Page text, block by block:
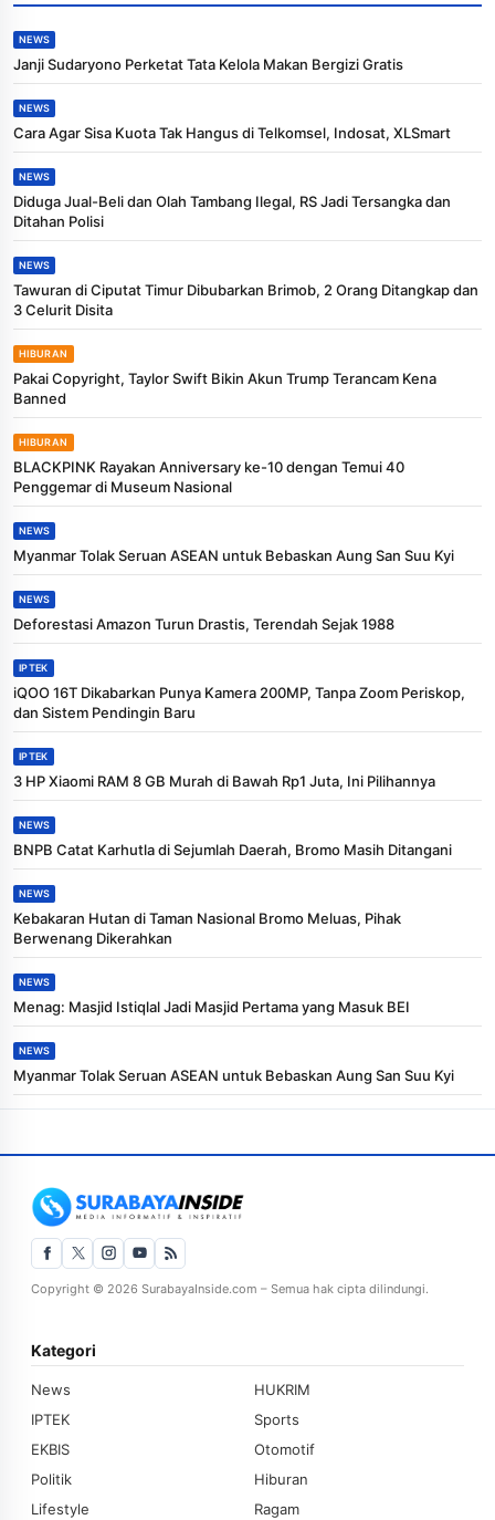
NEWS
Janji Sudaryono Perketat Tata Kelola Makan Bergizi Gratis
NEWS
Cara Agar Sisa Kuota Tak Hangus di Telkomsel, Indosat, XLSmart
NEWS
Diduga Jual-Beli dan Olah Tambang Ilegal, RS Jadi Tersangka dan
Ditahan Polisi
NEWS
Tawuran di Ciputat Timur Dibubarkan Brimob, 2 Orang Ditangkap dan
3 Celurit Disita
HIBURAN
Pakai Copyright, Taylor Swift Bikin Akun Trump Terancam Kena
Banned
HIBURAN
BLACKPINK Rayakan Anniversary ke-10 dengan Temui 40
Penggemar di Museum Nasional
NEWS
Myanmar Tolak Seruan ASEAN untuk Bebaskan Aung San Suu Kyi
NEWS
Deforestasi Amazon Turun Drastis, Terendah Sejak 1988
IPTEK
iQOO 16T Dikabarkan Punya Kamera 200MP, Tanpa Zoom Periskop,
dan Sistem Pendingin Baru
IPTEK
3 HP Xiaomi RAM 8 GB Murah di Bawah Rp1 Juta, Ini Pilihannya
NEWS
BNPB Catat Karhutla di Sejumlah Daerah, Bromo Masih Ditangani
NEWS
Kebakaran Hutan di Taman Nasional Bromo Meluas, Pihak
Berwenang Dikerahkan
NEWS
Menag: Masjid Istiqlal Jadi Masjid Pertama yang Masuk BEI
NEWS
Myanmar Tolak Seruan ASEAN untuk Bebaskan Aung San Suu Kyi
Copyright © 2026 SurabayaInside.com – Semua hak cipta dilindungi.
Kategori
News
HUKRIM
IPTEK
Sports
EKBIS
Otomotif
Politik
Hiburan
Lifestyle
Ragam